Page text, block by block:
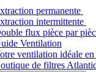
permanente
intermittente
flux pièce par
Ventilation
ventilation idéale
de filtres